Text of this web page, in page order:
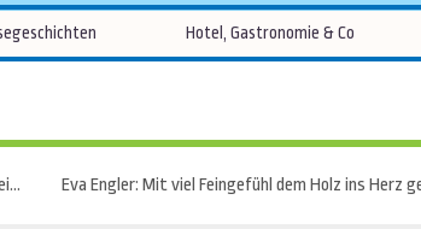
Hotel, Gastronomie & Co
Weinparadies Italien: eine rasante Reise durch die Weinregionen Italiens